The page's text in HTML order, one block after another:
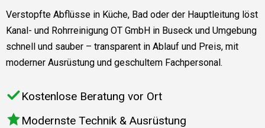
Verstopfte Abflüsse in Küche, Bad oder der Hauptleitung löst
Kanal- und Rohrreinigung OT GmbH in Buseck und Umgebung
schnell und sauber – transparent in Ablauf und Preis, mit
moderner Ausrüstung und geschultem Fachpersonal.
Kostenlose Beratung vor Ort
Modernste Technik & Ausrüstung